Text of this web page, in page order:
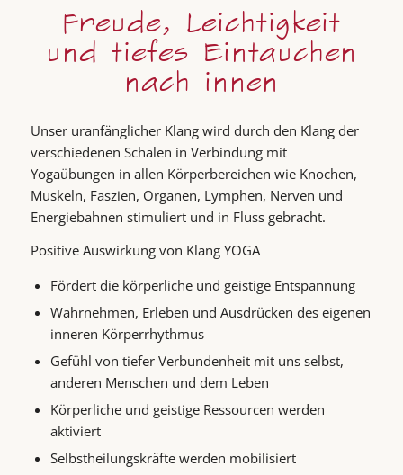
Freude, Leichtigkeit
und tiefes Eintauchen
nach innen
Unser uranfänglicher Klang wird durch den Klang der
verschiedenen Schalen in Verbindung mit
Yogaübungen in allen Körperbereichen wie Knochen,
Muskeln, Faszien, Organen, Lymphen, Nerven und
Energiebahnen stimuliert und in Fluss gebracht.
Positive Auswirkung von Klang YOGA
Fördert die körperliche und geistige Entspannung
Wahrnehmen, Erleben und Ausdrücken des eigenen
inneren Körperrhythmus
Gefühl von tiefer Verbundenheit mit uns selbst,
anderen Menschen und dem Leben
Körperliche und geistige Ressourcen werden
aktiviert
Selbstheilungskräfte werden mobilisiert